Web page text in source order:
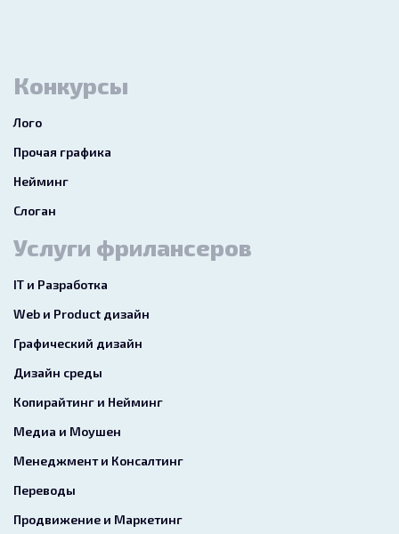
Конкурсы
Лого
Прочая графика
Нейминг
Слоган
Услуги фрилансеров
IT и Разработка
Web и Product дизайн
Графический дизайн
Дизайн среды
Копирайтинг и Нейминг
Медиа и Моушен
Менеджмент и Консалтинг
Переводы
Продвижение и Маркетинг